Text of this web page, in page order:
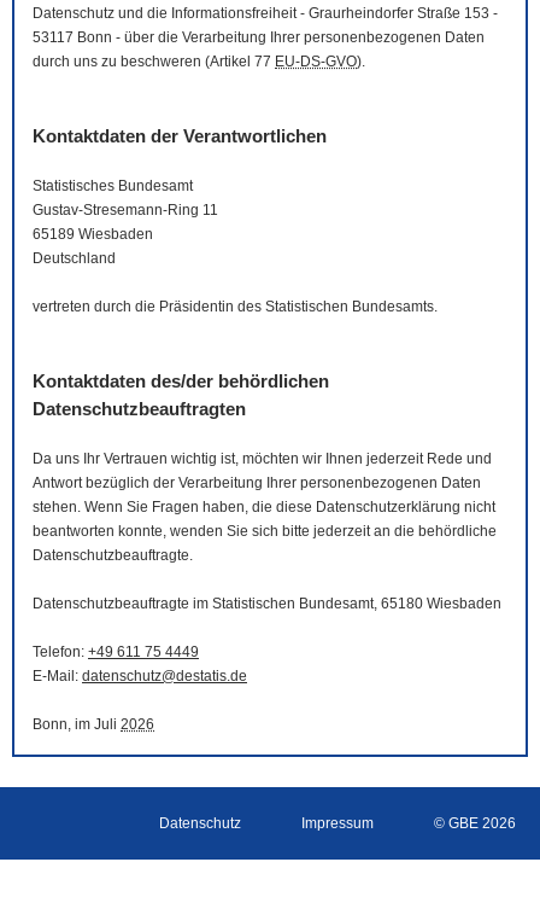
Datenschutz und die Informationsfreiheit - Graurheindorfer Straße 153 -
53117 Bonn - über die Verarbeitung Ihrer personenbezogenen Daten
durch uns zu beschweren (Artikel 77 EU-DS-GVO).
Kontaktdaten der Verantwortlichen
Statistisches Bundesamt
Gustav-Stresemann-Ring 11
65189 Wiesbaden
Deutschland
vertreten durch die Präsidentin des Statistischen Bundesamts.
Kontaktdaten des/der behördlichen
Datenschutzbeauftragten
Da uns Ihr Vertrauen wichtig ist, möchten wir Ihnen jederzeit Rede und
Antwort bezüglich der Verarbeitung Ihrer personenbezogenen Daten
stehen. Wenn Sie Fragen haben, die diese Datenschutzerklärung nicht
beantworten konnte, wenden Sie sich bitte jederzeit an die behördliche
Datenschutzbeauftragte.
Datenschutzbeauftragte im Statistischen Bundesamt, 65180 Wiesbaden
Telefon: +49 611 75 4449
E-Mail : datenschutz@destatis.de
Bonn, im Juli 2026
Datenschutz Impressum © GBE 2026